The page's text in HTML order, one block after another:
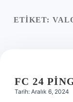
ETIKET:
FC 24
Tarih: Aralık 6, 2024